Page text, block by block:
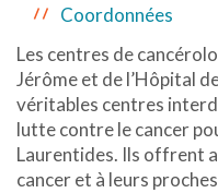
Coordonnées
Les centres de
Jérôme et de l’Hôpital
véritables centres
lutte contre le cancer
Laurentides. Ils offrent
cancer et à leurs